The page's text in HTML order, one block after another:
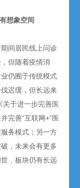
想象空间
间居民线上问诊
但随着疫情消
仍囿于传统模式
迟缓，但长远来
关于进一步完善医
完善“互联网+”医
务模式；另一方
，未来会有更多
，板块仍有长远